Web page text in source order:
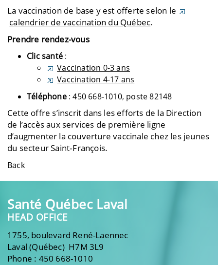
La vaccination de base y est offerte selon le
calendrier de vaccination du Québec.
Prendre rendez-vous
Clic santé :
Vaccination 0-3 ans
Vaccination 4-17 ans
Téléphone : 450 668‑1010, poste 82148
Cette offre s’inscrit dans les efforts de la Direction
de l’accès aux services de première ligne
d’augmenter la couverture vaccinale chez les jeunes
du secteur Saint‑François.
Back
Santé Québec Laval
HEAD OFFICE
1755, boulevard René-Laennec
Laval (Québec) H7M 3L9
Phone : 450 668-1010